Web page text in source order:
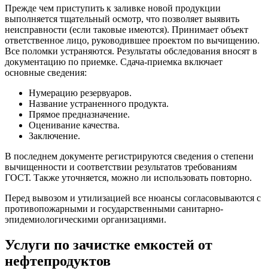
Прежде чем приступить к заливке новой продукции
выполняется тщательный осмотр, что позволяет выявить
неисправности (если таковые имеются). Принимает объект
ответственное лицо, руководившее проектом по вычищению.
Все поломки устраняются. Результаты обследования вносят в
документацию по приемке. Сдача-приемка включает
основные сведения:
Нумерацию резервуаров.
Название устраненного продукта.
Прямое предназначение.
Оценивание качества.
Заключение.
В последнем документе регистрируются сведения о степени
вычищенности и соответствии результатов требованиям
ГОСТ. Также уточняется, можно ли использовать повторно.
Перед вывозом и утилизацией все нюансы согласовываются с
противопожарными и государственными санитарно-
эпидемиологическими организациями.
Услуги по зачистке емкостей от
нефтепродуктов